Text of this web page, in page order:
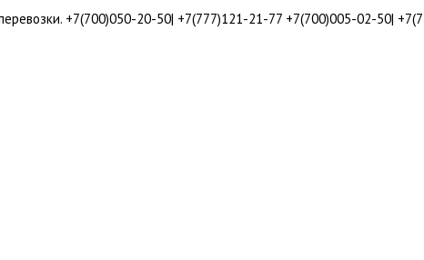
+7(700)050-20-50| +7(777)121-21-77 +7(700)005-02-50|